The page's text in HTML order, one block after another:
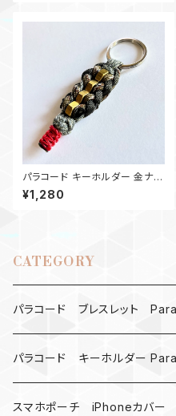
パラコード キーホルダー 金ナッ
ト_カモフラージュ柄
¥1,280
CATEGORY
パラコード ブレスレット
MAD MAX
バックル
パラコード キーホルダー
ハロウィン
スマホポーチ iPhoneカバー